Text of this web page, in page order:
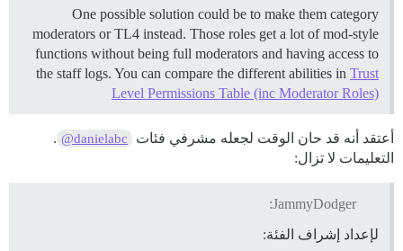
One possible solution could be to make them category
moderators or TL4 instead. Those roles get a lot of mod-style
functions without being full moderators and having access to
the staff logs. You can compare the different abilities in Trust
Level Permissions Table (inc Moderator Roles)
أعتقد أنه قد حان الوقت لجعله مشرفي فئات @danielabc
.
التعليمات لا تزال:
JammyDodger:
لإعداد إشراف الفئة: